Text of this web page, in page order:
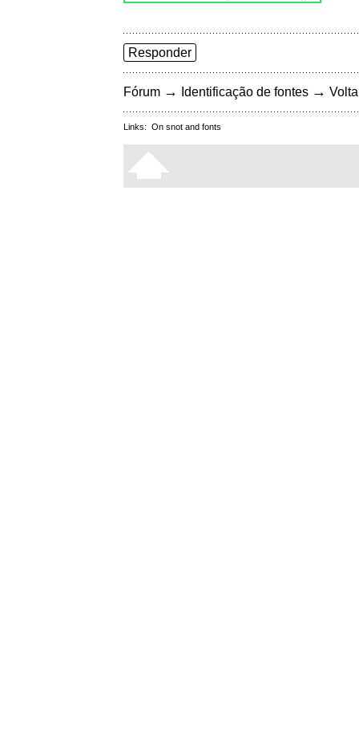
Responder
Fórum → Identificação de fontes →
Links: On snot and fonts